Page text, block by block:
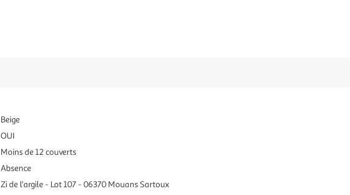
Beige
OUI
Moins de 12 couverts
Absence
Zi de l'argile - Lot 107 - 06370 Mouans Sartoux